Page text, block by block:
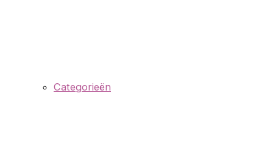
Categorieën